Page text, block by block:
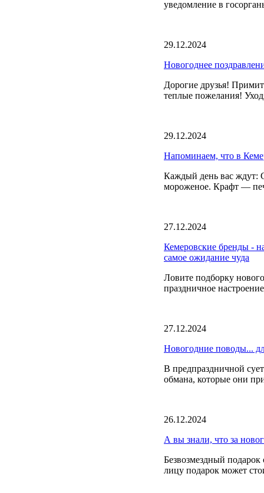
уведомление в
29.12.2024
Новогоднее
Дорогие друзья!
теплые пожелания!
29.12.2024
Напоминаем, что в
Каждый день вас ждут:
мороженое. Крафт —
27.12.2024
Кемеровские бренды -
самое ожидание чуда
Ловите подборку
праздничное
27.12.2024
Новогодние поводы...
В предпраздничной
обмана, которые они
26.12.2024
А вы знали, что за
Безвозмездный
лицу подарок может